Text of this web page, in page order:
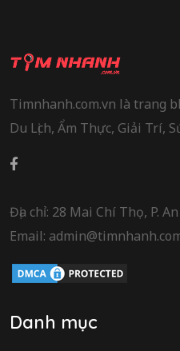
Timnhanh.com.vn là trang
Du Lịch, Ẩm Thực, Giải Trí,
Địa chỉ: 28 Mai Chí Thọ, P.
Email:
Danh mục